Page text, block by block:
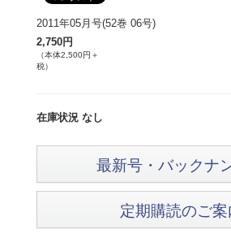
2011年05月号(52巻 06号)
2,750円
（本体2,500円＋
税）
在庫状況 なし
最新号・バックナ
定期購読のご案